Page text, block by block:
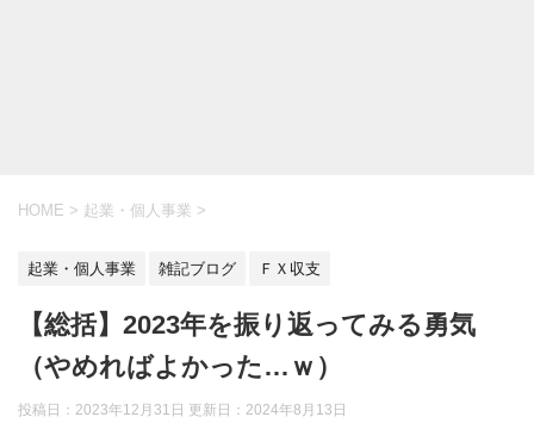
HOME > 起業・個人事業 >
起業・個人事業 雑記ブログ ＦＸ収支
【総括】2023年を振り返ってみる勇気
（やめればよかった…ｗ）
投稿日：2023年12月31日 更新日： 2024年8月13日